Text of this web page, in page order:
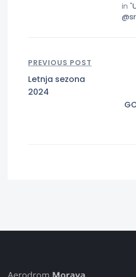
in "
@sr
PREVIOUS POST
Letnja sezona
2024